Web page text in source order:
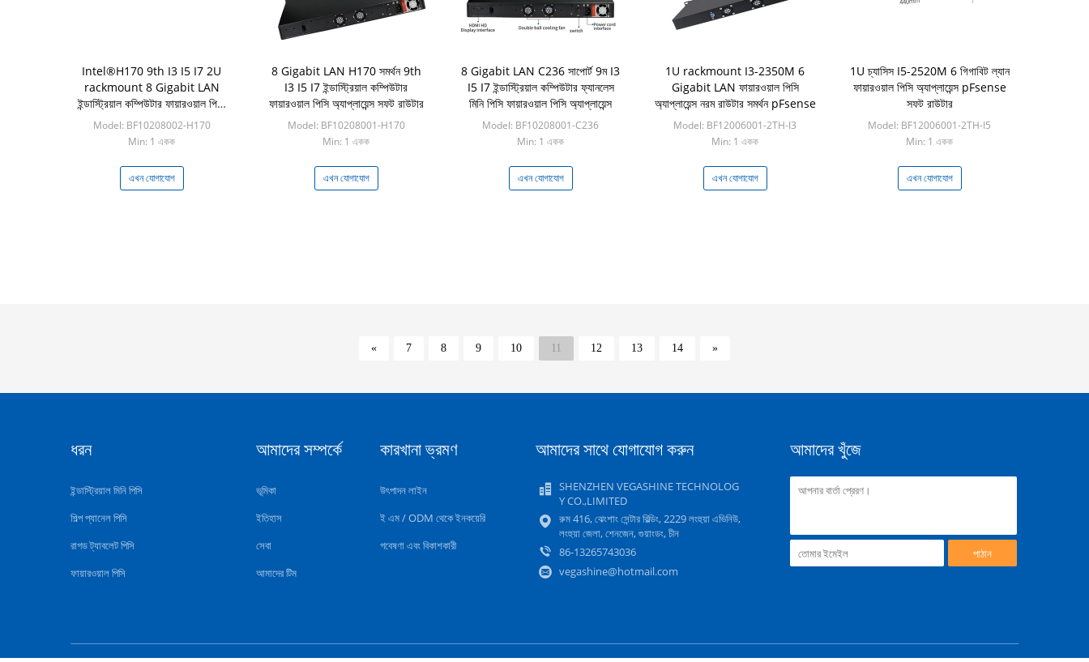
Intel®H170 9th I3 I5 I7 2U
rackmount 8 Gigabit LAN
ইন্ডাস্ট্রিয়াল কম্পিউটার ফায়ারওয়াল পিসি
অ্যাপ্লায়েন্স
Model: BF10208002-H170
Min: 1 একক
এখন যোগাযোগ
8 Gigabit LAN H170 সমর্থন 9th
I3 I5 I7 ইন্ডাস্ট্রিয়াল কম্পিউটার
ফায়ারওয়াল পিসি অ্যাপ্লায়েন্স সফট রাউটার
Model: BF10208001-H170
Min: 1 একক
এখন যোগাযোগ
8 Gigabit LAN C236 সাপোর্ট 9ম I3
I5 I7 ইন্ডাস্ট্রিয়াল কম্পিউটার ফ্যানলেস
মিনি পিসি ফায়ারওয়াল পিসি অ্যাপ্লায়েন্স
Model: BF10208001-C236
Min: 1 একক
এখন যোগাযোগ
1U rackmount I3-2350M 6
Gigabit LAN ফায়ারওয়াল পিসি
অ্যাপ্লায়েন্স নরম রাউটার সমর্থন pFsense
Model: BF12006001-2TH-I3
Min: 1 একক
এখন যোগাযোগ
1U চ্যাসিস I5-2520M 6 গিগাবিট ল্যান
ফায়ারওয়াল পিসি অ্যাপ্লায়েন্স pFsense
সফট রাউটার
Model: BF12006001-2TH-I5
Min: 1 একক
এখন যোগাযোগ
« 7 8 9 10 11 12 13 14 »
ধরন
ইন্ডাস্ট্রিয়াল মিনি পিসি
শিল্প প্যানেল পিসি
রাগড ট্যাবলেট পিসি
ফায়ারওয়াল পিসি
আমাদের সম্পর্কে
ভূমিকা
ইতিহাস
সেবা
আমাদের টিম
কারখানা ভ্রমণ
উৎপাদন লাইন
ই এম / ODM থেকে ইনকয়েরি
গবেষণা এবং বিকাশকারী
আমাদের সাথে যোগাযোগ করুন
SHENZHEN VEGASHINE TECHNOLOG
Y CO.,LIMITED
রুম 416, ঝেংশাং সেন্টার বিল্ডিং, 2229 লংহুয়া এভিনিউ,
লংহুয়া জেলা, শেনজেন, গুয়াংডং, চীন
86-13265743036
vegashine@hotmail.com
আমাদের খুঁজে
পাঠান